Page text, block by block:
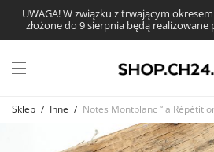
UWAGA! W związku z trwającym
złożone do 9 sierpnia będą realizowane
Sklep / Inne / Notes Montblanc “la